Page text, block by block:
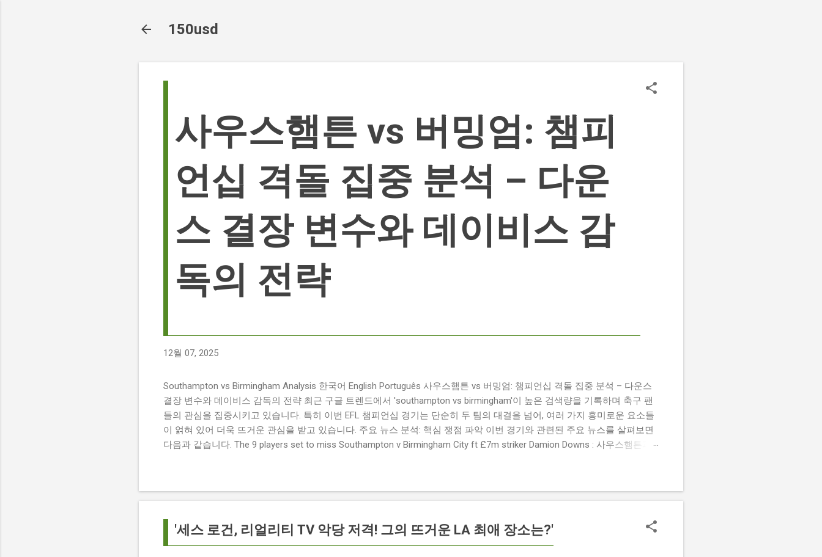
150usd
사우스햄튼 vs 버밍엄: 챔피
언십 격돌 집중 분석 – 다운
스 결장 변수와 데이비스 감
독의 전략
12월 07, 2025
Southampton vs Birmingham Analysis 한국어 English Português 사우스햄튼 vs 버밍엄: 챔피언십 격돌 집중 분석 – 다운스
결장 변수와 데이비스 감독의 전략 최근 구글 트렌드에서 'southampton vs birmingham'이 높은 검색량을 기록하며 축구 팬
들의 관심을 집중시키고 있습니다. 특히 이번 EFL 챔피언십 경기는 단순히 두 팀의 대결을 넘어, 여러 가지 흥미로운 요소들
이 얽혀 있어 더욱 뜨거운 관심을 받고 있습니다. 주요 뉴스 분석: 핵심 쟁점 파악 이번 경기와 관련된 주요 뉴스를 살펴보면
다음과 같습니다. The 9 players set to miss Southampton v Birmingham City ft £7m striker Damion Downs : 사우스햄튼과
경기 당일 실시간 스코어 업데이트를 제공하는 뉴스로, 팬들의 높은 관심도를 반영합니다. Chris Davies: Birmingham City
boss says his side have to try to "be themselves" away from home : 버밍엄 시티의 크리스 데이비스 감독은 원정 경기에서
팀 고유의 색깔을 유지하는 것이 중요하다고 강조했습니다. ...
'세스 로건, 리얼리티 TV 악당 저격! 그의 뜨거운 LA 최애 장소는?'